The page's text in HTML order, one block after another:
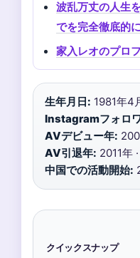
波乱万丈の人生
でを完全徹底的
家入レオのプロ
生年月日: 1981年4
Instagramフォロ
AVデビュー年:
AV引退年: 2011年 ·
中国での活動開始:
クイックスナップ